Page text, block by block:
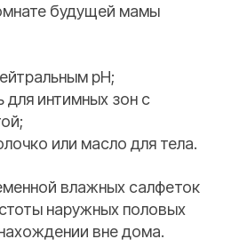
будущей мамы
рН;
для интимных зон с
или масло для тела.
влажных салфеток
наружных половых
вне дома.